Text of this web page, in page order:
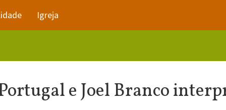
Igreja
e Joel Branco